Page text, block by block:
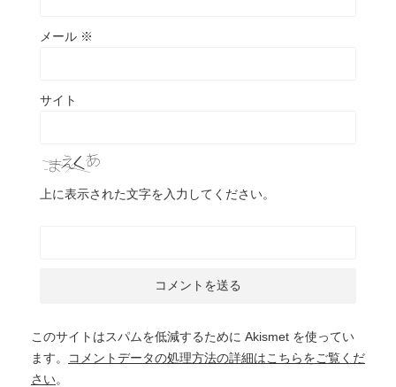
メール ※
サイト
上に表示された文字を入力してください。
このサイトはスパムを低減するために Akismet を使ってい
ます。
コメントデータの処理方法の詳細はこちらをご覧くだ
さい。